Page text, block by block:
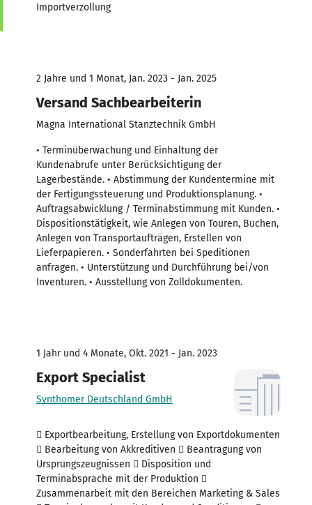
Importverzollung
2 Jahre und 1 Monat, Jan. 2023 - Jan. 2025
Versand Sachbearbeiterin
Magna International Stanztechnik GmbH
• Terminüberwachung und Einhaltung der
Kundenabrufe unter Berücksichtigung der
Lagerbestände. • Abstimmung der Kundentermine mit
der Fertigungssteuerung und Produktionsplanung. •
Auftragsabwicklung / Terminabstimmung mit Kunden. •
Dispositionstätigkeit, wie Anlegen von Touren, Buchen,
Anlegen von Transportaufträgen, Erstellen von
Lieferpapieren. • Sonderfahrten bei Speditionen
anfragen. • Unterstützung und Durchführung bei/von
Inventuren. • Ausstellung von Zolldokumenten.
1 Jahr und 4 Monate, Okt. 2021 - Jan. 2023
Export Specialist
Synthomer Deutschland GmbH
 Exportbearbeitung, Erstellung von Exportdokumenten
 Bearbeitung von Akkreditiven  Beantragung von
Ursprungszeugnissen  Disposition und
Terminabsprache mit der Produktion 
Zusammenarbeit mit den Bereichen Marketing & Sales